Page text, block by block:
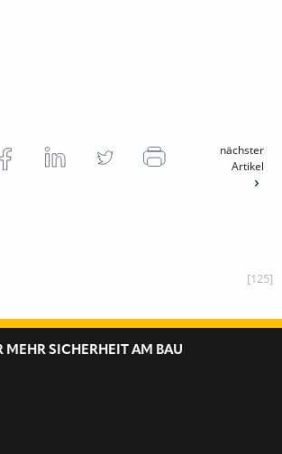
nächster
Artikel
[125]
MEHR SICHERHEIT AM BAU